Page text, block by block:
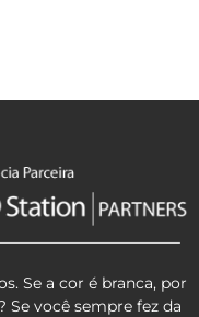
Se a cor é branca, por
você sempre fez da